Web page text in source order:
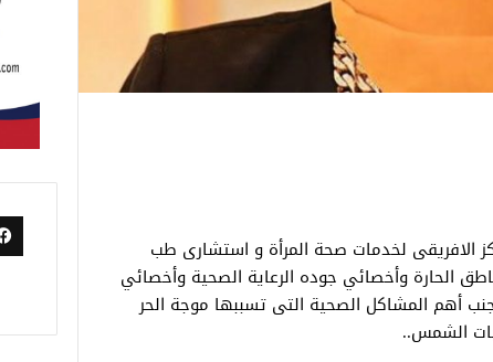
الافريقى لخدمات صحة المرأة و استشارى طب
الحارة وأخصائي جوده الرعاية الصحية وأخصائي
أهم المشاكل الصحية التى تسببها موجة الحر
الشمس..